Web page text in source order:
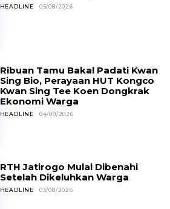
HEADLINE 05/08/2026
Ribuan Tamu Bakal Padati Kwan
Sing Bio, Perayaan HUT Kongco
Kwan Sing Tee Koen Dongkrak
Ekonomi Warga
HEADLINE 04/08/2026
RTH Jatirogo Mulai Dibenahi
Setelah Dikeluhkan Warga
HEADLINE 03/08/2026